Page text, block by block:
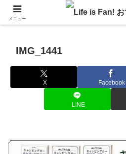
自作キャンピングカーで1年の3分の1を
IMG_1441
X Facebook
LINE
メニュー